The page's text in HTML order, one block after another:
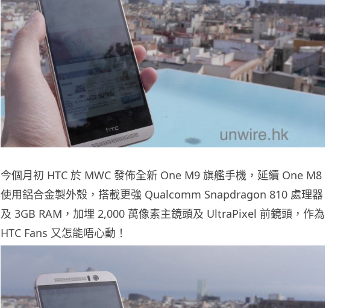
今個月初 HTC 於 MWC 發佈全新 One M9 旗艦手機，延續 One M8
使用鋁合金製外殼，搭載更強 Qualcomm Snapdragon 810 處理器
及 3GB RAM，加埋 2,000 萬像素主鏡頭及 UltraPixel 前鏡頭，作為
HTC Fans 又怎能唔心動！